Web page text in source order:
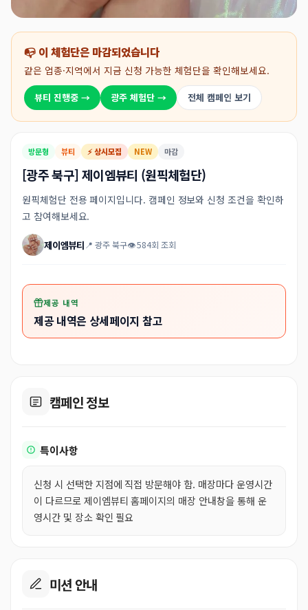
📭 이 체험단은 마감되었습니다
같은 업종·지역에서 지금 신청 가능한 체험단을 확인해보세요.
뷰티 진행중 → 광주 체험단 → 전체 캠페인 보기
방문형 뷰티 ⚡ 상시모집 NEW 마감
[광주 북구] 제이엠뷰티 (원픽체험단)
원픽체험단 전용 페이지입니다. 캠페인 정보와 신청 조건을 확인하
고 참여해보세요.
제이엠뷰티 📍 광주 북구👁 584회 조회
제공 내역
제공 내역은 상세페이지 참고
캠페인 정보
특이사항
신청 시 선택한 지점에 직접 방문해야 함. 매장마다 운영시간
이 다르므로 제이엠뷰티 홈페이지의 매장 안내창을 통해 운
영시간 및 장소 확인 필요
미션 안내